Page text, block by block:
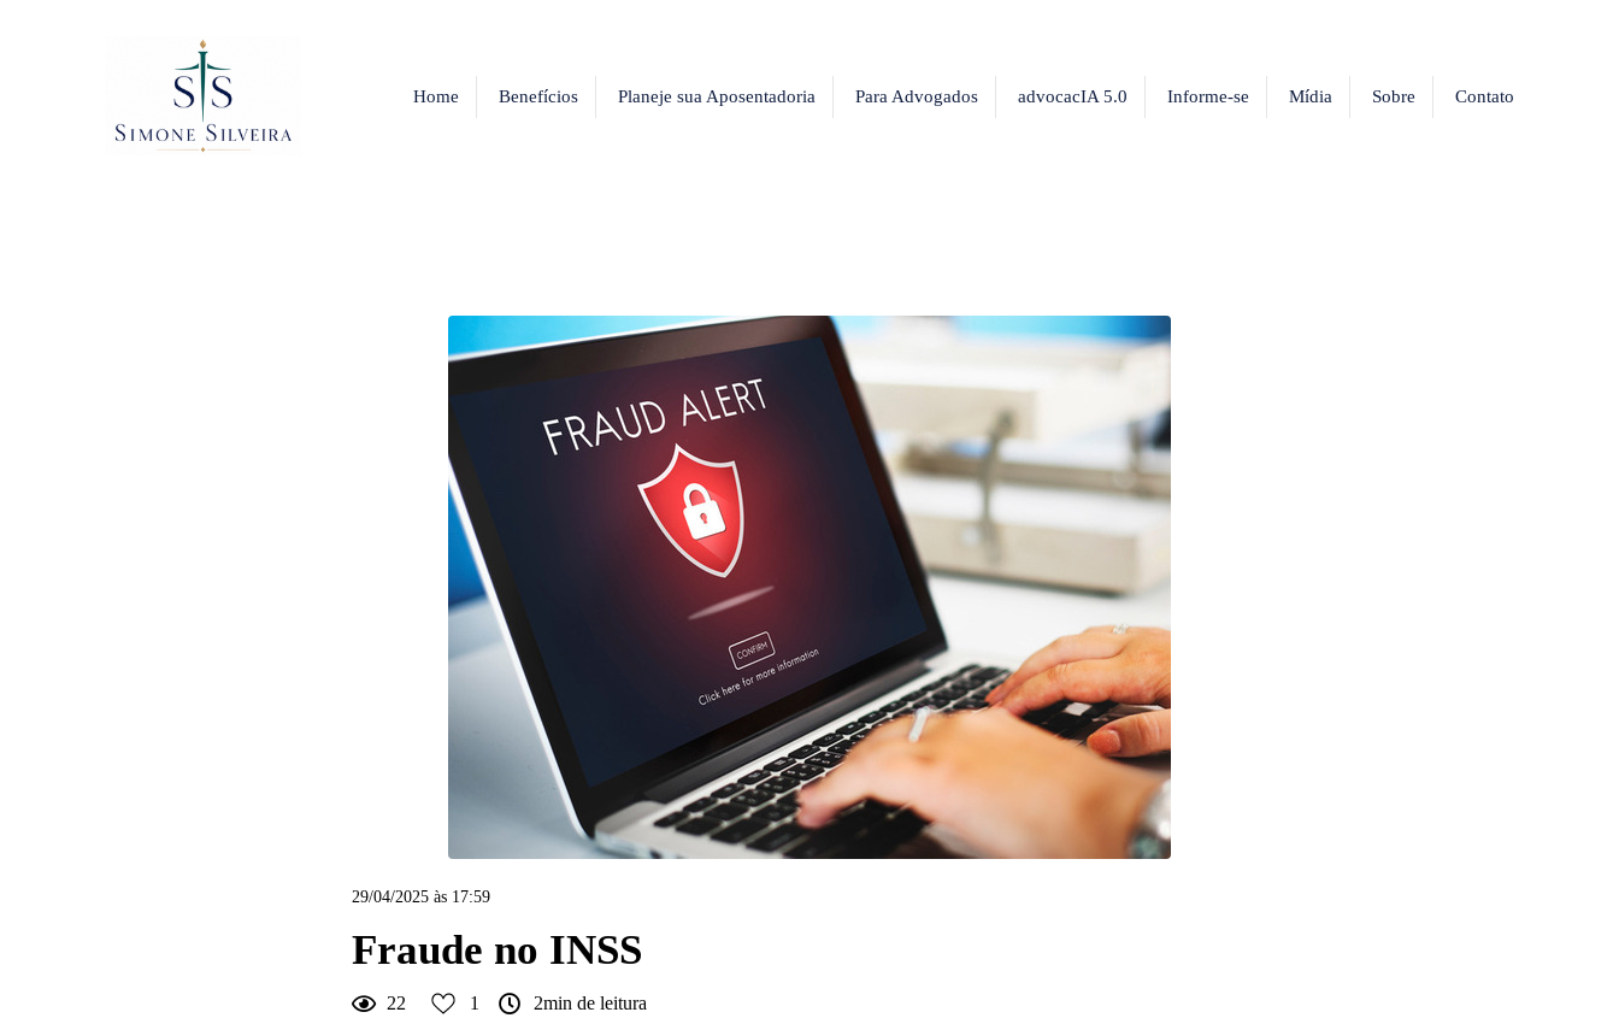
Home Benefícios Planeje sua Aposentadoria Para Advogados advocacIA 5.0 Informe-se Mídia Sobre Contato
29/04/2025 às 17:59
Fraude no INSS
22 1 2min de leitura